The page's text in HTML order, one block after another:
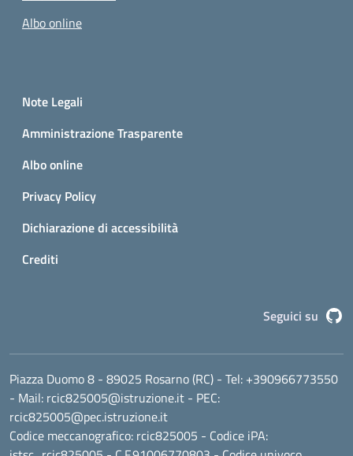
Albo online
Small prints
Note Legali
Amministrazione Trasparente
Albo online
Privacy Policy
Dichiarazione di accessibilità
Crediti
Seguici su
Piazza Duomo 8 - 89025 Rosarno (RC) - Tel: +390966773550
- Mail: rcic825005@istruzione.it - PEC:
rcic825005@pec.istruzione.it
Codice meccanografico: rcic825005 - Codice iPA: